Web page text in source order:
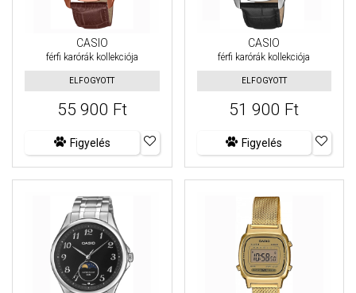
CASIO
férfi karórák kollekciója
ELFOGYOTT
55 900 Ft
Figyelés
CASIO
férfi karórák kollekciója
ELFOGYOTT
51 900 Ft
Figyelés